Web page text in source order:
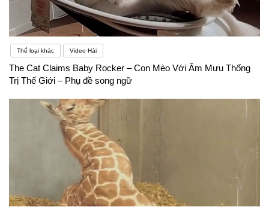
Thể loại khác Video Hài
The Cat Claims Baby Rocker – Con Mèo Với Âm Mưu Thống
Trị Thế Giới – Phụ đề song ngữ